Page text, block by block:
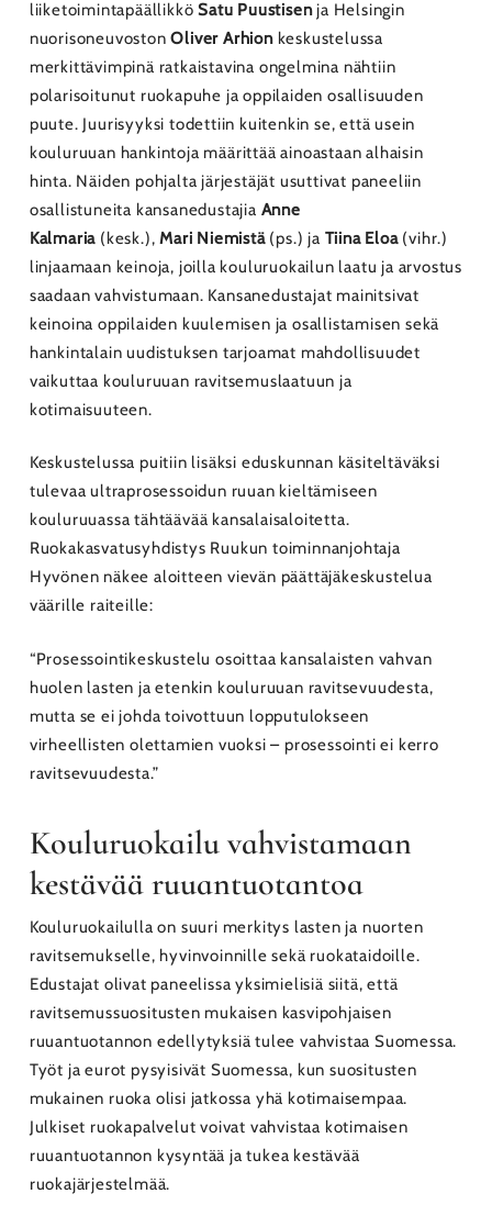
liiketoimintapäällikköSatu Puustisenja Helsingin
nuorisoneuvostonOliver Arhion keskustelussa
merkittävimpinä ratkaistavina ongelmina nähtiin
polarisoitunut ruokapuhe ja oppilaiden osallisuuden
puute. Juurisyyksi todettiin kuitenkin se, että usein
kouluruuan hankintoja määrittää ainoastaan alhaisin
hinta. Näiden pohjalta järjestäjät usuttivat paneeliin
osallistuneita kansanedustajia Anne
Kalmaria (kesk.),Mari Niemistä(ps.) ja Tiina Eloa(vihr.)
linjaamaan keinoja, joilla kouluruokailun laatu ja arvostus
saadaan vahvistumaan. Kansanedustajat mainitsivat
keinoina oppilaiden kuulemisen ja osallistamisen sekä
hankintalain uudistuksen tarjoamat mahdollisuudet
vaikuttaa kouluruuan ravitsemuslaatuun ja
kotimaisuuteen.
Keskustelussa puitiin lisäksi eduskunnan käsiteltäväksi
tulevaa ultraprosessoidun ruuan kieltämiseen
kouluruuassa tähtäävää kansalaisaloitetta.
Ruokakasvatusyhdistys Ruukun toiminnanjohtaja
Hyvönen näkee aloitteen vievän päättäjäkeskustelua
väärille raiteille:
“Prosessointikeskustelu osoittaa kansalaisten vahvan
huolen lasten ja etenkin kouluruuan ravitsevuudesta,
mutta se ei johda toivottuun lopputulokseen
virheellisten olettamien vuoksi – prosessointi ei kerro
ravitsevuudesta.”
Kouluruokailu vahvistamaan
kestävää ruuantuotantoa
Kouluruokailulla on suuri merkitys lasten ja nuorten
ravitsemukselle, hyvinvoinnille sekä ruokataidoille.
Edustajat olivat paneelissa yksimielisiä siitä, että
ravitsemussuositusten mukaisen kasvipohjaisen
ruuantuotannon edellytyksiä tulee vahvistaa Suomessa.
Työt ja eurot pysyisivät Suomessa, kun suositusten
mukainen ruoka olisi jatkossa yhä kotimaisempaa.
Julkiset ruokapalvelut voivat vahvistaa kotimaisen
ruuantuotannon kysyntää ja tukea kestävää
ruokajärjestelmää.